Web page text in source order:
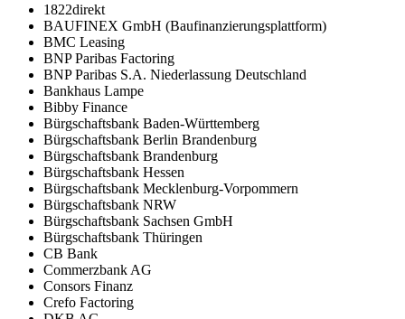
1822direkt
BAUFINEX GmbH (Baufinanzierungsplattform)
BMC Leasing
BNP Paribas Factoring
BNP Paribas S.A. Niederlassung Deutschland
Bankhaus Lampe
Bibby Finance
Bürgschaftsbank Baden-Württemberg
Bürgschaftsbank Berlin Brandenburg
Bürgschaftsbank Brandenburg
Bürgschaftsbank Hessen
Bürgschaftsbank Mecklenburg-Vorpommern
Bürgschaftsbank NRW
Bürgschaftsbank Sachsen GmbH
Bürgschaftsbank Thüringen
CB Bank
Commerzbank AG
Consors Finanz
Crefo Factoring